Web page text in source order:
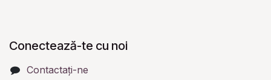
Conectează-te cu noi
Contactați-ne